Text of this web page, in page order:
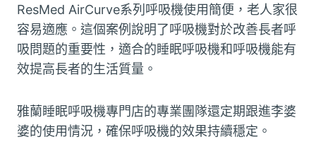
ResMed AirCurve系列呼吸機使用簡便，老人家很
容易適應。這個案例說明了呼吸機對於改善長者呼
吸問題的重要性，適合的睡眠呼吸機和呼吸機能有
效提高長者的生活質量。
雅蘭睡眠呼吸機專門店的專業團隊還定期跟進李婆
婆的使用情況，確保呼吸機的效果持續穩定。